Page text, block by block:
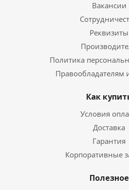
Вакансии
Реквизиты
Политика
Правообладателям
Как
Условия
Доставка
Гарантия
Корпоративные
Полезное